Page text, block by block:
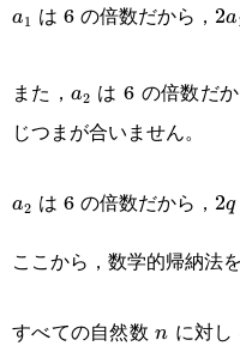
a1 は 6 の倍数だから， 2a
また，a2 は 6 の倍数だか
じつまが合いません。
a2 は 6 の倍数だから， 2q
ここから，数学的帰納法
すべての自然数n に対し